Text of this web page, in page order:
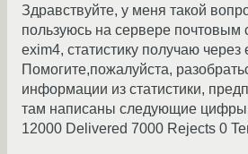
Здравствуйте, у меня такой
пользуюсь на сервере почтовым
exim4, статистику получаю через
Помогите,пожалуйста,
информации из статистики,
там написаны следующие
12000 Delivered 7000 Rejects 0